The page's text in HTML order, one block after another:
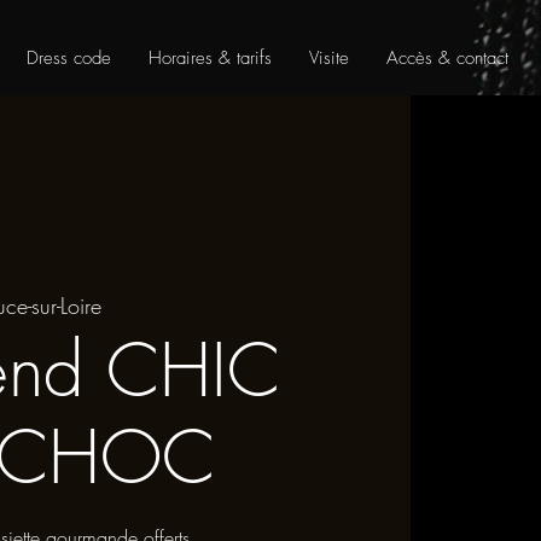
Dress code Horaires & tarifs Visite Accès & contact
sur-Loire
CHIC
CHOC